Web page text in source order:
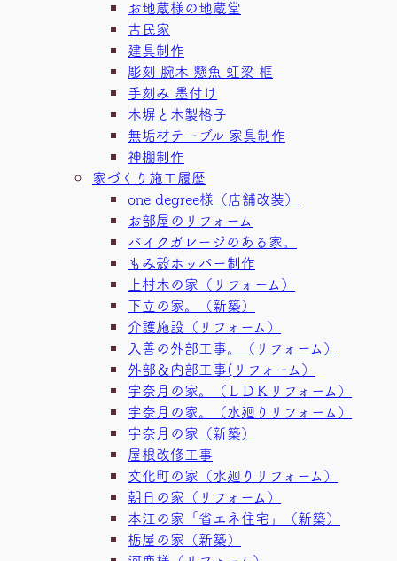
お地蔵様の地蔵堂
古民家
建具制作
彫刻 腕木 懸魚 虹梁 框
手刻み 墨付け
木塀と木製格子
無垢材テーブル 家具制作
神棚制作
家づくり施工履歴
one degree様（店舗改装）
お部屋のリフォーム
バイクガレージのある家。
もみ殻ホッパー制作
上村木の家（リフォーム）
下立の家。（新築）
介護施設（リフォーム）
入善の外部工事。（リフォーム）
外部＆内部工事(リフォーム）
宇奈月の家。（ＬＤＫリフォーム）
宇奈月の家。（水廻りリフォーム）
宇奈月の家（新築）
屋根改修工事
文化町の家（水廻りリフォーム）
朝日の家（リフォーム）
本江の家「省エネ住宅」（新築）
栃屋の家（新築）